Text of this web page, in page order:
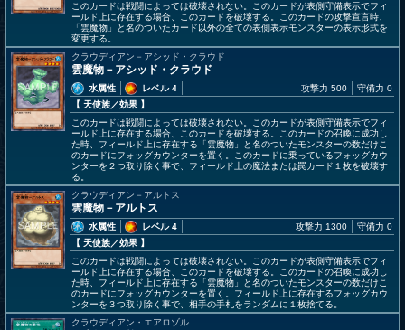
このカードは戦闘によっては破壊されない。このカードが表側守備表示でフィ
ールド上に存在する場合、このカードを破壊する。このカードの攻撃宣言時、
「雲魔物」と名のついたカード以外の全ての表側表示モンスターの表示形式を
変更する。
クラウディアン－アシッド・クラウド
雲魔物－アシッド・クラウド
水属性
レベル 4
【 天使族／効果 】
攻撃力 500 守備力 0
このカードは戦闘によっては破壊されない。このカードが表側守備表示でフィ
ールド上に存在する場合、このカードを破壊する。このカードの召喚に成功し
た時、フィールド上に存在する「雲魔物」と名のついたモンスターの数だけこ
のカードにフォッグカウンターを置く。このカードに乗っているフォッグカウ
ンターを２つ取り除く事で、フィールド上の魔法または罠カード１枚を破壊す
る。
クラウディアン－アルトス
雲魔物－アルトス
水属性
レベル 4
【 天使族／効果 】
攻撃力 1300 守備力 0
このカードは戦闘によっては破壊されない。このカードが表側守備表示でフィ
ールド上に存在する場合、このカードを破壊する。このカードの召喚に成功し
た時、フィールド上に存在する「雲魔物」と名のついたモンスターの数だけこ
のカードにフォッグカウンターを置く。フィールド上に存在するフォッグカウ
ンターを３つ取り除く事で、相手の手札をランダムに１枚捨てる。
クラウディアン・エアロゾル